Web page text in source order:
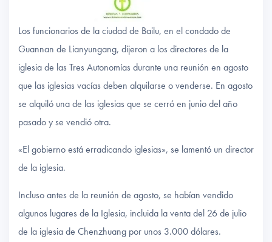
Los funcionarios de la ciudad de Bailu, en el condado de
Guannan de Lianyungang, dijeron a los directores de la
iglesia de las Tres Autonomías durante una reunión en agosto
que las iglesias vacías deben alquilarse o venderse. En agosto
se alquiló una de las iglesias que se cerró en junio del año
pasado y se vendió otra.
«El gobierno está erradicando iglesias», se lamentó un director
de la iglesia.
Incluso antes de la reunión de agosto, se habían vendido
algunos lugares de la Iglesia, incluida la venta del 26 de julio
de la iglesia de Chenzhuang por unos 3.000 dólares.